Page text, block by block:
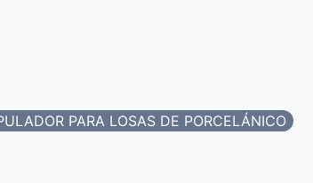
PARA LOSAS DE PORCELÁNICO